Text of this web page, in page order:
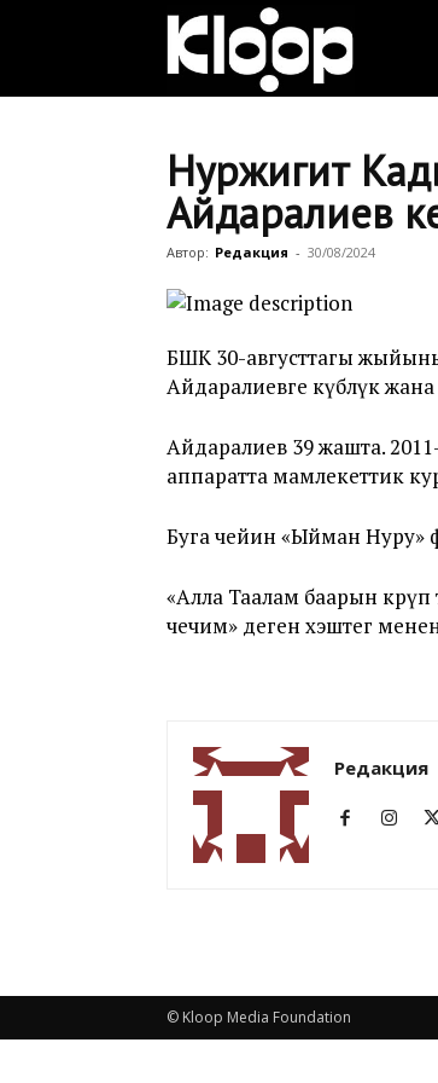
Нуржигит
Айдаралиев
Автор: Редакция - 30/08/2024
БШК 30-августтагы
Айдаралиевге күбөлүк
Айдаралиев 39 жашта.
аппаратта мамлекеттик
Буга чейин «Ыйман Нуру»
«Алла Таалам баарын
чечим» деген хэштег
Редакция
© Kloop Media Foundation